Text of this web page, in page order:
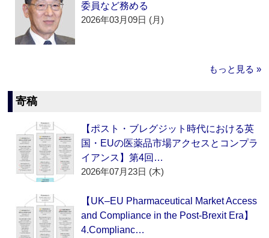
委員など務める
2026年03月09日 (月)
もっと見る »
寄稿
【ポスト・ブレグジット時代における英
国・EUの医薬品市場アクセスとコンプラ
イアンス】第4回…
2026年07月23日 (木)
【UK–EU Pharmaceutical Market Access
and Compliance in the Post-Brexit Era】
4.Complianc…